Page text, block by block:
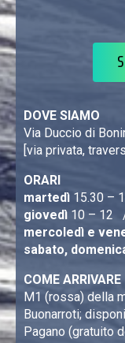
DOVE SIAMO
Via Duccio di
[via privata,
ORARI
martedì 15.30 –
giovedì 10 – 12
mercoledì e
sabato,
COME ARRIVARE
M1 (rossa) della
Buonarroti;
Pagano (gratuito